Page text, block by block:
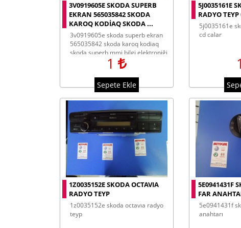
3V0919605E SKODA SUPERB
EKRAN 565035842 SKODA
KAROQ KODIAQ SKODA ...
3v0919605e skoda superb ekran
565035842 skoda karoq kodiaq
skoda superb mmi bilgi elektroniği
3v0919605e skoda ekran
1
Sepete Ekle
5J0035161E
RADYO
5j0035161e skoda rapid radyo teyp
cd calar
1
1Z0035152E SKODA OCTAVIA
RADYO TEYP
1z0035152e skoda octavıa radyo
teyp
5E0941431F
FAR
5e0941431f skoda octavıa far
anahtarı